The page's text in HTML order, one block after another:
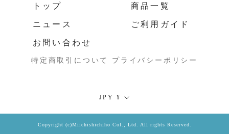
トップ 商品一覧
ニュース ご利用ガイド
お問い合わせ
特定商取引について プライバシーポリシー
通
JPY ¥
Copyright (c)Miichishichiho Col., Ltd. All rights Reserved.